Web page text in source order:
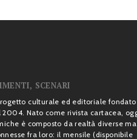
SCENARI
culturale ed editoriale fondato
2004. Nato come rivista cartacea,
è composto da realtà diverse ma
fra loro: il mensile (disponibile